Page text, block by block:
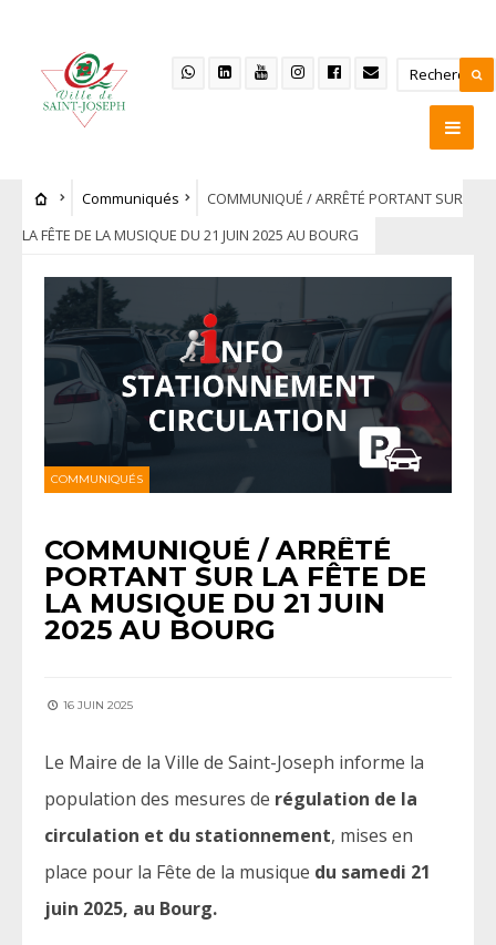
Communiqués
COMMUNIQUÉ / ARRÊTÉ PORTANT SUR
LA FÊTE DE LA MUSIQUE DU 21 JUIN 2025 AU BOURG
COMMUNIQUÉS
COMMUNIQUÉ / ARRÊTÉ
PORTANT SUR LA FÊTE DE
LA MUSIQUE DU 21 JUIN
2025 AU BOURG
16 JUIN 2025
Le Maire de la Ville de Saint-Joseph informe la
population des mesures de régulation de la
circulation et du stationnement, mises en
place pour la Fête de la musique du samedi 21
juin 2025, au Bourg.